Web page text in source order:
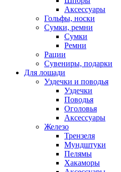
Аксессуары
Гольфы, носки
Сумки, ремни
Сумки
Ремни
Рации
Сувениры, подарки
Для лошади
Уздечки и поводья
Уздечки
Поводья
Оголовья
Аксессуары
Железо
Трензеля
Мундштуки
Пелямы
Хакаморы